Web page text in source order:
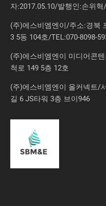
자:2017.05.10/발행인:손위
(주)에스비엠엔이/주소:경북
3 5동 104호/TEL:070-8098-
(주)에스비엠엔이 미디어콘
척로 149 5층 12호
(주)에스비엠엔이 올커넥트/
길 6 JS타워 3층 브이946